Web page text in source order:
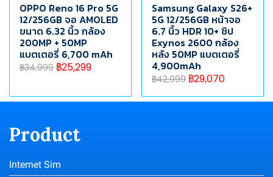
OPPO Reno 16 Pro 5G
12/256GB จอ AMOLED
ขนาด 6.32 นิ้ว กล้อง
200MP + 50MP
แบตเตอรี่ 6,700 mAh
฿34,999 ฿25,299
Samsung Galaxy S26+
5G 12/256GB หน้าจอ
6.7 นิ้ว HDR 10+ ชิป
Exynos 2600 กล้อง
หลัง 50MP แบตเตอรี่
4,900mAh
฿42,999 ฿29,070
Product
Internet Sim